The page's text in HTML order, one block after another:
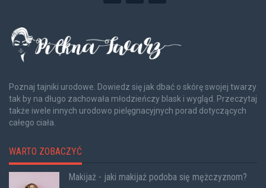
Poznaj tajniki urodowe. Dowiedz się jak dbać o skórę swojej twarzy
tak by na długo zachowała młodzieńczy blask i wygląd. Przeczytaj
także iwele innych urodowo pielęgnacyjnych porad dotyczących
całego ciała.
WARTO ZOBACZYĆ
Makijaż - jaki makijaż podoba się mężczyznom?